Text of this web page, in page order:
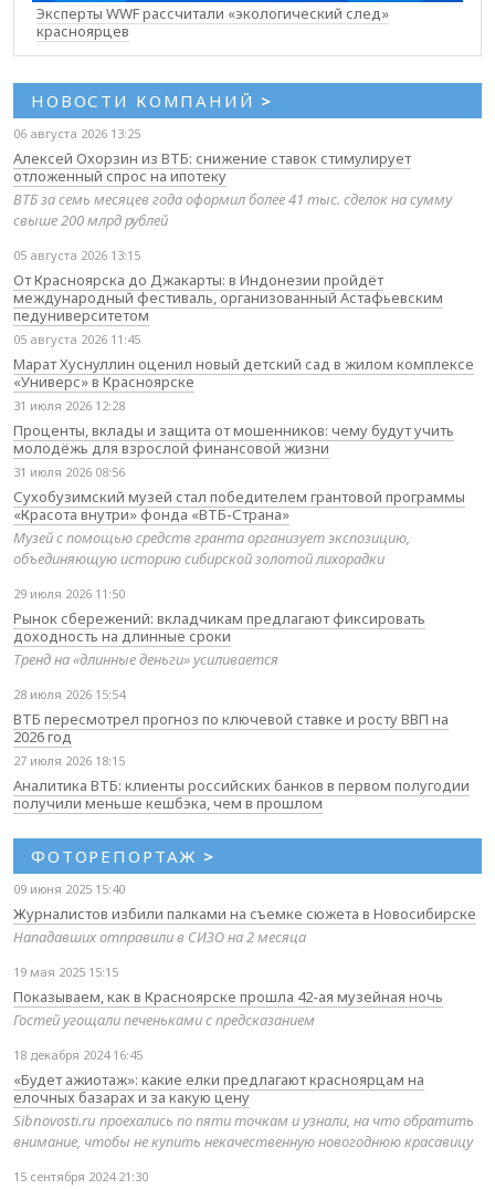
Эксперты WWF рассчитали «экологический след»
красноярцев
НОВОСТИ КОМПАНИЙ >
06 августа 2026 13:25
Алексей Охорзин из ВТБ: снижение ставок стимулирует
отложенный спрос на ипотеку
ВТБ за семь месяцев года оформил более 41 тыс. сделок на сумму
свыше 200 млрд рублей
05 августа 2026 13:15
От Красноярска до Джакарты: в Индонезии пройдёт
международный фестиваль, организованный Астафьевским
педуниверситетом
05 августа 2026 11:45
Марат Хуснуллин оценил новый детский сад в жилом комплексе
«Универс» в Красноярске
31 июля 2026 12:28
Проценты, вклады и защита от мошенников: чему будут учить
молодёжь для взрослой финансовой жизни
31 июля 2026 08:56
Сухобузимский музей стал победителем грантовой программы
«Красота внутри» фонда «ВТБ-Страна»
Музей с помощью средств гранта организует экспозицию,
объединяющую историю сибирской золотой лихорадки
29 июля 2026 11:50
Рынок сбережений: вкладчикам предлагают фиксировать
доходность на длинные сроки
Тренд на «длинные деньги» усиливается
28 июля 2026 15:54
ВТБ пересмотрел прогноз по ключевой ставке и росту ВВП на
2026 год
27 июля 2026 18:15
Аналитика ВТБ: клиенты российских банков в первом полугодии
получили меньше кешбэка, чем в прошлом
ФОТОРЕПОРТАЖ >
09 июня 2025 15:40
Журналистов избили палками на съемке сюжета в Новосибирске
Нападавших отправили в СИЗО на 2 месяца
19 мая 2025 15:15
Показываем, как в Красноярске прошла 42-ая музейная ночь
Гостей угощали печеньками с предсказанием
18 декабря 2024 16:45
«Будет ажиотаж»: какие елки предлагают красноярцам на
елочных базарах и за какую цену
Sibnovosti.ru проехались по пяти точкам и узнали, на что обратить
внимание, чтобы не купить некачественную новогоднюю красавицу
15 сентября 2024 21:30